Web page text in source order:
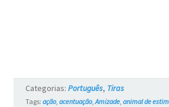
Categorias: Português, Tiras
Tags: ação, acentuação,Amizade, animal de